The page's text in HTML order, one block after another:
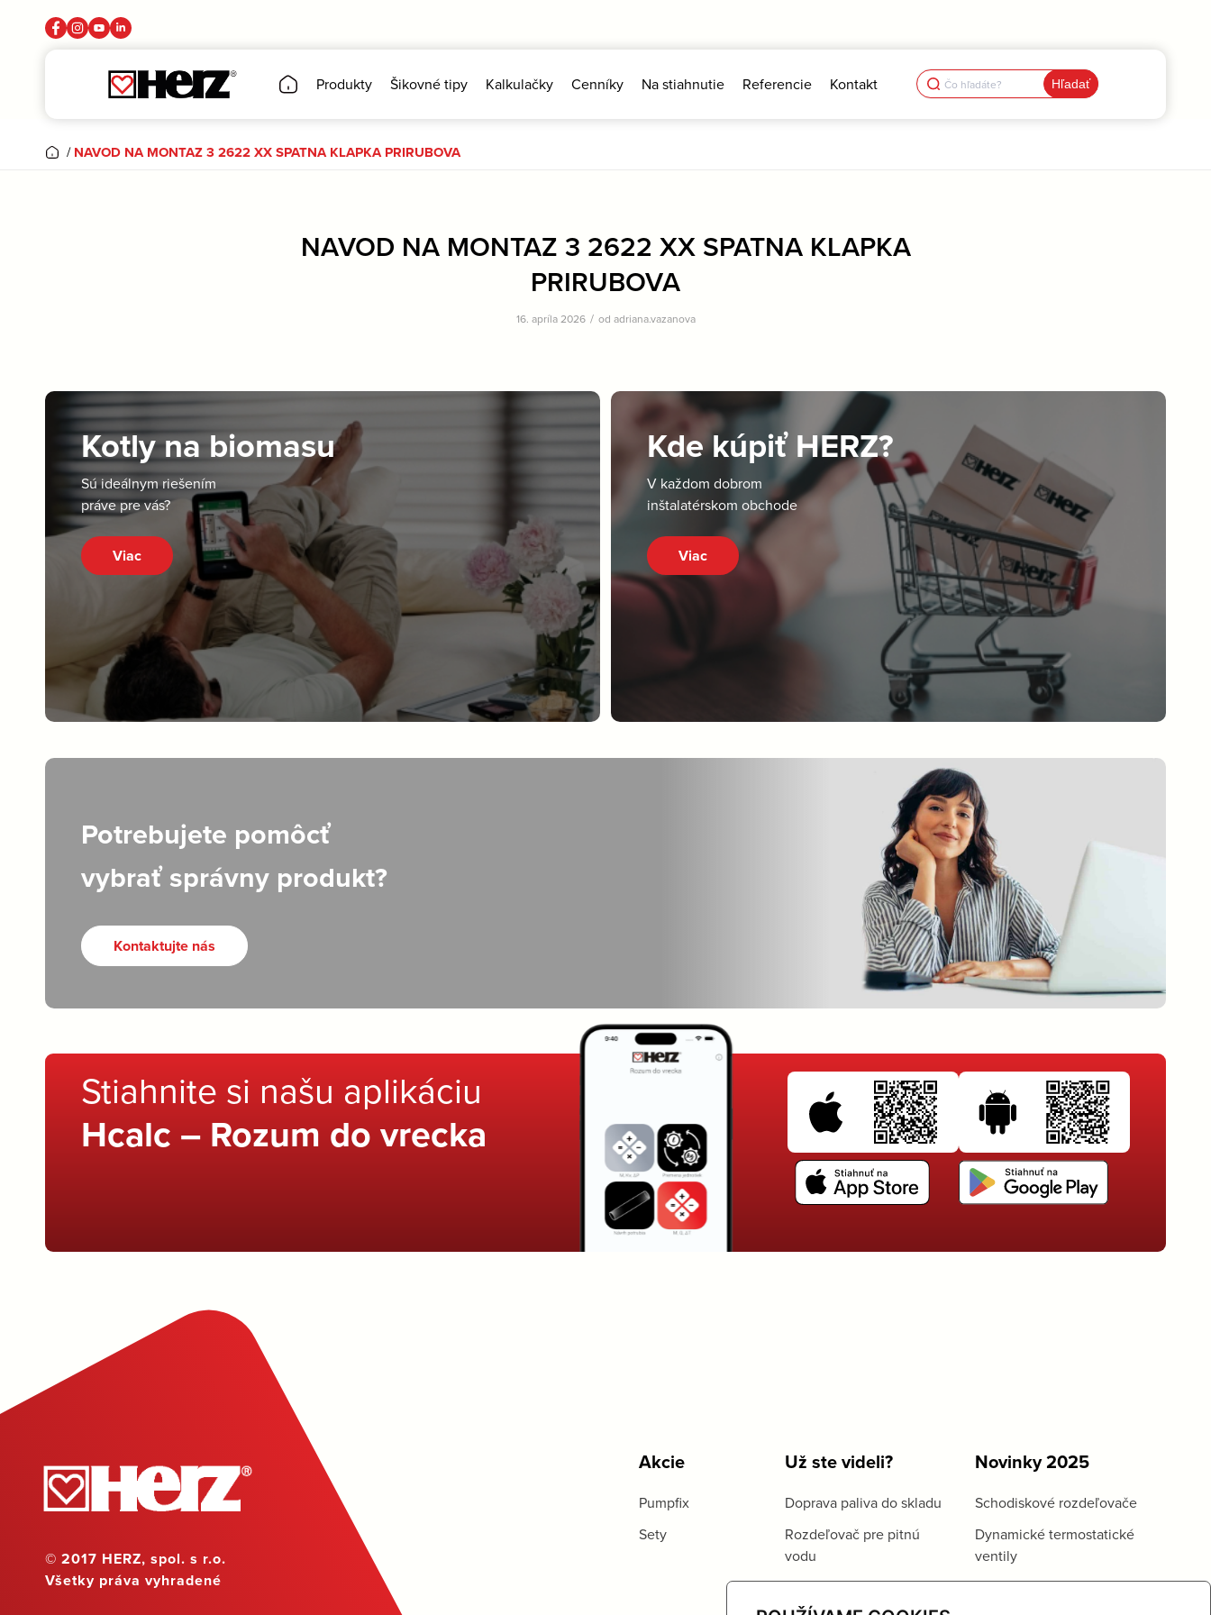
Produkty Šikovné tipy Kalkulačky Cenníky Na stiahnutie Referencie Kontakt Search
for:
/ NAVOD NA MONTAZ 3 2622 XX SPATNA KLAPKA PRIRUBOVA
NAVOD NA MONTAZ 3 2622 XX SPATNA KLAPKA
PRIRUBOVA
16. apríla 2026 / od adriana.vazanova
Kotly na biomasu
Sú ideálnym riešením
práve pre vás?
Viac
Kde kúpiť HERZ?
V každom dobrom
inštalatérskom obchode
Viac
Potrebujete pomôcť
vybrať správny produkt?
Kontaktujte nás
Stiahnite si našu aplikáciu
Hcalc – Rozum do vrecka
© 2017 HERZ, spol. s r.o.
Všetky práva vyhradené
Akcie
Pumpfix
Sety
Už ste videli?
Doprava paliva do skladu
Rozdeľovač pre pitnú
vodu
Novinky 2025
Schodiskové rozdeľovače
Dynamické termostatické
ventily